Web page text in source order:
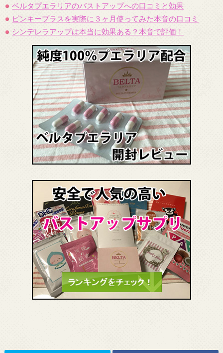
ベルタプエラリアのバストアップへの口コミと効果
ピンキープラスを実際に３ヶ月使ってみた本音の口コミ
シンデレラアップは本当に効果ある？本音で評価！